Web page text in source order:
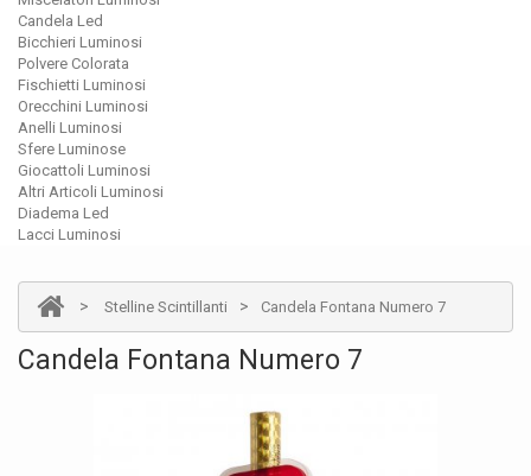
Candela Led
Bicchieri Luminosi
Polvere Colorata
Fischietti Luminosi
Orecchini Luminosi
Anelli Luminosi
Sfere Luminose
Giocattoli Luminosi
Altri Articoli Luminosi
Diadema Led
Lacci Luminosi
> Stelline Scintillanti > Candela Fontana Numero 7
Candela Fontana Numero 7